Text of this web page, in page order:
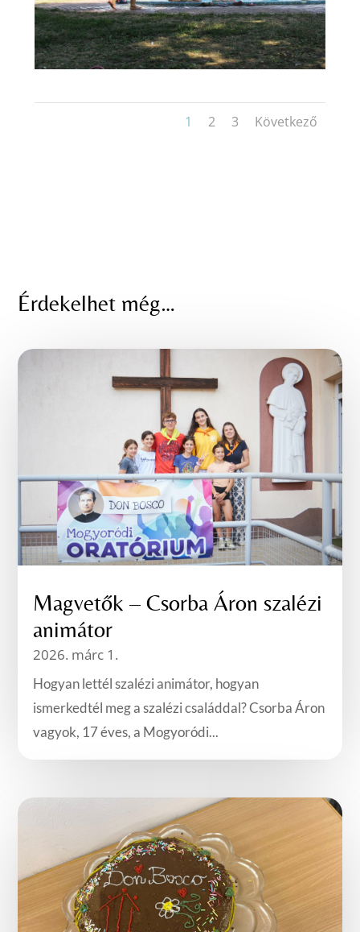
1 2 3 Következő
Érdekelhet még…
Magvetők – Csorba Áron szalézi
animátor
2026. márc 1.
Hogyan lettél szalézi animátor, hogyan
ismerkedtél meg a szalézi családdal? Csorba Áron
vagyok, 17 éves, a Mogyoródi...